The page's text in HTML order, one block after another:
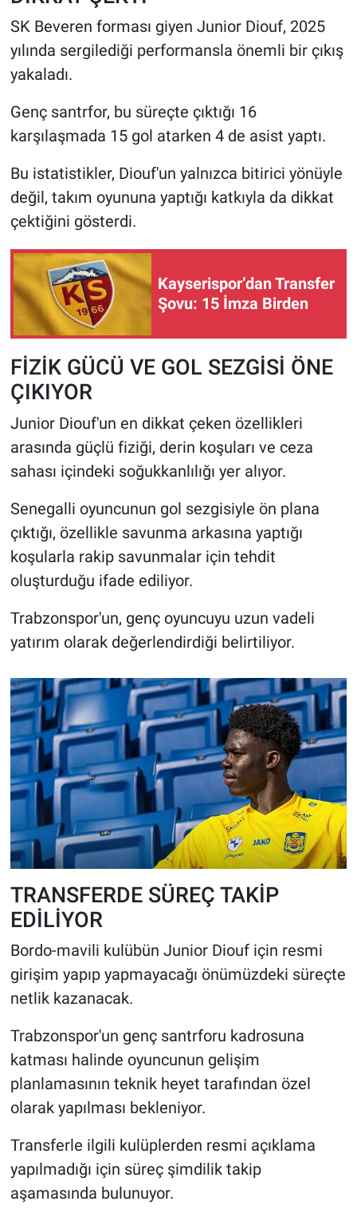
SK Beveren forması giyen Junior Diouf, 2025
yılında sergilediği performansla önemli bir çıkış
yakaladı.
Genç santrfor, bu süreçte çıktığı 16
karşılaşmada 15 gol atarken 4 de asist yaptı.
Bu istatistikler, Diouf'un yalnızca bitirici yönüyle
değil, takım oyununa yaptığı katkıyla da dikkat
çektiğini gösterdi.
Kayserispor’dan Transfer
Şovu: 15 İmza Birden
FİZİK GÜCÜ VE GOL SEZGİSİ ÖNE
ÇIKIYOR
Junior Diouf'un en dikkat çeken özellikleri
arasında güçlü fiziği, derin koşuları ve ceza
sahası içindeki soğukkanlılığı yer alıyor.
Senegalli oyuncunun gol sezgisiyle ön plana
çıktığı, özellikle savunma arkasına yaptığı
koşularla rakip savunmalar için tehdit
oluşturduğu ifade ediliyor.
Trabzonspor'un, genç oyuncuyu uzun vadeli
yatırım olarak değerlendirdiği belirtiliyor.
TRANSFERDE SÜREÇ TAKİP
EDİLİYOR
Bordo-mavili kulübün Junior Diouf için resmi
girişim yapıp yapmayacağı önümüzdeki süreçte
netlik kazanacak.
Trabzonspor'un genç santrforu kadrosuna
katması halinde oyuncunun gelişim
planlamasının teknik heyet tarafından özel
olarak yapılması bekleniyor.
Transferle ilgili kulüplerden resmi açıklama
yapılmadığı için süreç şimdilik takip
aşamasında bulunuyor.